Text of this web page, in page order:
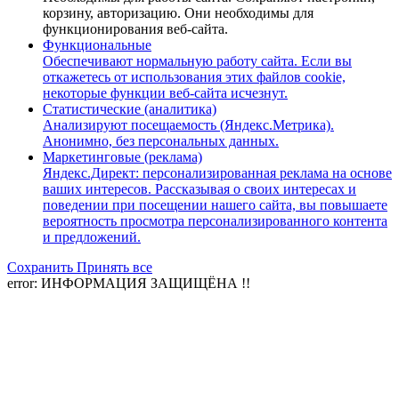
корзину, авторизацию. Они необходимы для
функционирования веб-сайта.
Функциональные
Обеспечивают нормальную работу сайта. Если вы
откажетесь от использования этих файлов cookie,
некоторые функции веб-сайта исчезнут.
Статистические (аналитика)
Анализируют посещаемость (Яндекс.Метрика).
Анонимно, без персональных данных.
Маркетинговые (реклама)
Яндекс.Директ: персонализированная реклама на основе
ваших интересов. Рассказывая о своих интересах и
поведении при посещении нашего сайта, вы повышаете
вероятность просмотра персонализированного контента
и предложений.
Сохранить Принять все
error: ИНФОРМАЦИЯ ЗАЩИЩЁНА !!